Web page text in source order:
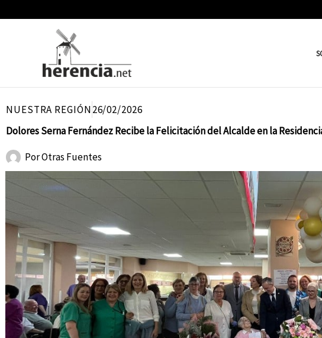
NUESTRA REGIÓN26/02/2026
Dolores Serna Fernández Recibe la Felicitación del Alcalde en la
PorOtras Fuentes